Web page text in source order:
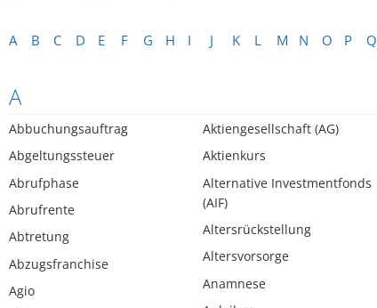
A B C D E F G H I J K L M N O P Q
A
Abbuchungsauftrag
Abgeltungssteuer
Abrufphase
Abrufrente
Abtretung
Abzugsfranchise
Agio
Aktiengesellschaft (AG)
Aktienkurs
Alternative Investmentfonds
(AIF)
Altersrückstellung
Altersvorsorge
Anamnese